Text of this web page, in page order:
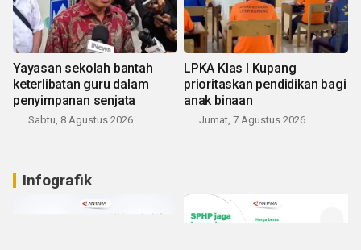
Yayasan sekolah bantah
keterlibatan guru dalam
penyimpanan senjata
Sabtu, 8 Agustus 2026
LPKA Klas I Kupang
prioritaskan pendidikan bagi
anak binaan
Jumat, 7 Agustus 2026
Infografik